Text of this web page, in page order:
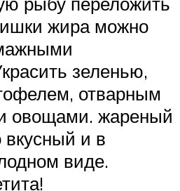
жира можно
зеленью,
отварным
овощами. жареный
вкусный и в
виде.